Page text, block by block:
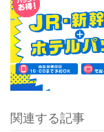
関連する記事